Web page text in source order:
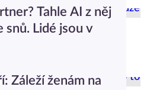
Tahle AI z něj
snů. Lidé jsou v
Záleží ženám na